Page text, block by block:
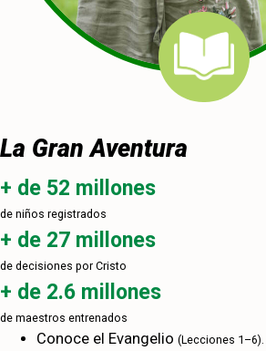
La Gran Aventura
+ de 52 millones
de niños registrados
+ de 27 millones
de decisiones por Cristo
+ de 2.6 millones
de maestros entrenados
Conoce el Evangelio (Lecciones 1–6).